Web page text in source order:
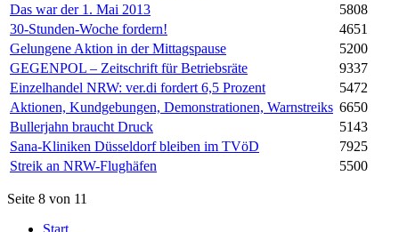
Das war der 1. Mai 2013
5808
30-Stunden-Woche fordern!
4651
Gelungene Aktion in der Mittags­pause
5200
GEGENPOL – Zeitschrift für Betriebsräte
9337
Einzelhandel NRW: ver.di fordert 6,5 Prozent
5472
Aktionen, Kundgebungen, Demonstrationen, Warnstreiks 6650
Bullerjahn braucht Druck
5143
Sana-Kliniken Düsseldorf bleiben im TVöD
7925
Streik an NRW-Flughäfen
5500
Seite 8 von 11
Start